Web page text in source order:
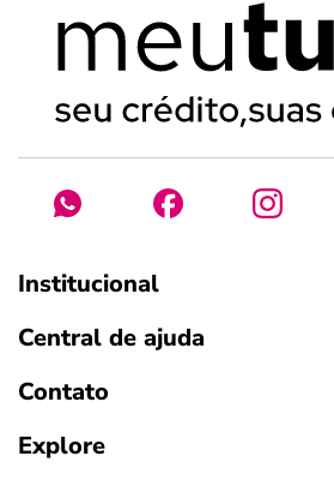
Institucional
Central de ajuda
Contato
Explore